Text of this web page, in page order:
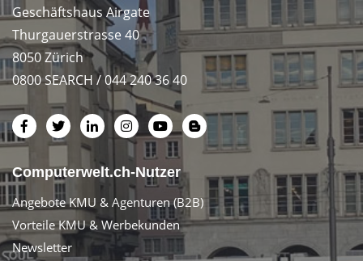
Geschäftshaus Airgate
Thurgauerstrasse 40
8050 Zürich
0800 SEARCH / 044 240 36 40
Computerwelt.ch-Nutzer
Angebote KMU & Agenturen (B2B)
Vorteile KMU & Werbekunden
Newsletter